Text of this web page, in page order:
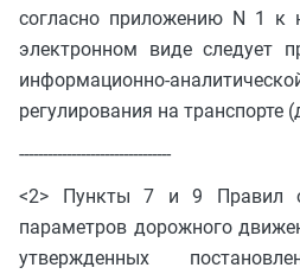
согласно приложению N 1 к
электронном виде следует
информационно-
регулирования на транспорте
--------------------------------
<2> Пункты 7 и 9 Правил
параметров дорожного
утвержденных